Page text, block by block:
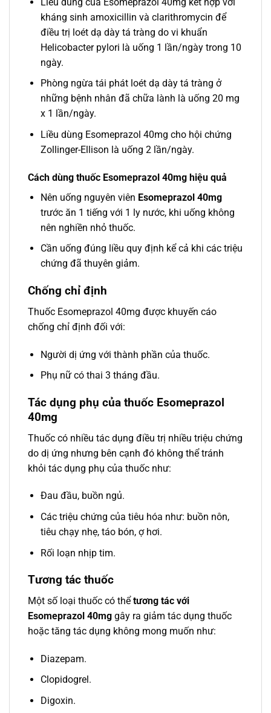
kháng sinh amoxicillin và clarithromycin để
điều trị loét dạ dày tá tràng do vi khuẩn
Helicobacter pylori là uống 1 lần/ngày trong 10
ngày.
Phòng ngừa tái phát loét dạ dày tá tràng ở
những bệnh nhân đã chữa lành là uống 20 mg
x 1 lần/ngày.
Liều dùng Esomeprazol 40mg cho hội chứng
Zollinger-Ellison là uống 2 lần/ngày.
Cách dùng thuốc Esomeprazol 40mg hiệu quả
Nên uống nguyên viên Esomeprazol 40mg
trước ăn 1 tiếng với 1 ly nước, khi uống không
nên nghiền nhỏ thuốc.
Cần uống đúng liều quy định kể cả khi các triệu
chứng đã thuyên giảm.
Chống chỉ định
Thuốc Esomeprazol 40mg được khuyến cáo
chống chỉ định đối với:
Người dị ứng với thành phần của thuốc.
Phụ nữ có thai 3 tháng đầu.
Tác dụng phụ của thuốc Esomeprazol
40mg
Thuốc có nhiều tác dụng điều trị nhiều triệu chứng
do dị ứng nhưng bên cạnh đó không thể tránh
khỏi tác dụng phụ của thuốc như:
Đau đầu, buồn ngủ.
Các triệu chứng của tiêu hóa như: buồn nôn,
tiêu chạy nhẹ, táo bón, ợ hơi.
Rối loạn nhịp tim.
Tương tác thuốc
Một số loại thuốc có thểtương tác với
Esomeprazol 40mg gây ra giảm tác dụng thuốc
hoặc tăng tác dụng không mong muốn như:
Diazepam.
Clopidogrel.
Digoxin.